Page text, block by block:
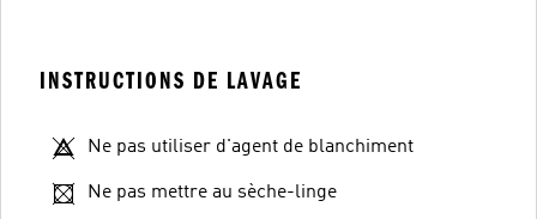
INSTRUCTIONS DE LAVAGE
Ne pas utiliser d'agent de blanchiment
Ne pas mettre au sèche-linge